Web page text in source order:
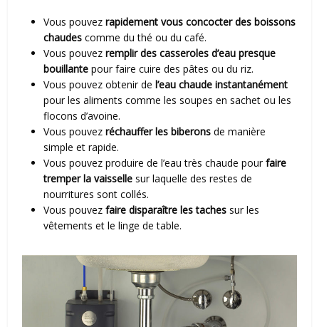
Vous pouvezrapidement vous concocter des boissons
chaudes comme du thé ou du café.
Vous pouvezremplir des casseroles d’eau presque
bouillante pour faire cuire des pâtes ou du riz.
Vous pouvez obtenir de l’eau chaude instantanément
pour les aliments comme les soupes en sachet ou les
flocons d’avoine.
Vous pouvezréchauffer les biberons de manière
simple et rapide.
Vous pouvez produire de l’eau très chaude pourfaire
tremper la vaisselle sur laquelle des restes de
nourritures sont collés.
Vous pouvezfaire disparaître les taches sur les
vêtements et le linge de table.